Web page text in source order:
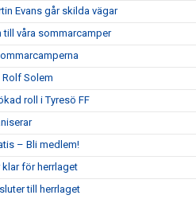
Evans går skilda vägar
till våra sommarcamper
Solem
roll i Tyresö FF
– Bli medlem!
för herrlaget
till herrlaget